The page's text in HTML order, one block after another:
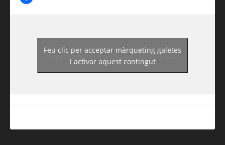
https://www.facebook.com/guiadereus/
Feu clic per acceptar màrqueting galetes
i activar aquest contingut